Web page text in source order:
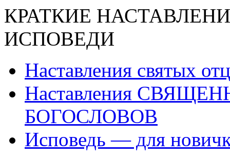
КРАТКИЕ
ИСПОВЕДИ
Наставления святых
Наставления
БОГОСЛОВОВ
Исповедь — для